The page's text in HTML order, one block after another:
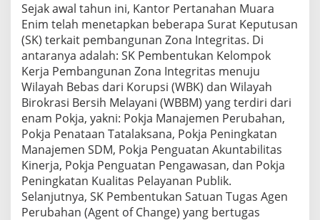
Sejak awal tahun ini, Kantor Pertanahan Muara
Enim telah menetapkan beberapa Surat Keputusan
(SK) terkait pembangunan Zona Integritas. Di
antaranya adalah: SK Pembentukan Kelompok
Kerja Pembangunan Zona Integritas menuju
Wilayah Bebas dari Korupsi (WBK) dan Wilayah
Birokrasi Bersih Melayani (WBBM) yang terdiri dari
enam Pokja, yakni: Pokja Manajemen Perubahan,
Pokja Penataan Tatalaksana, Pokja Peningkatan
Manajemen SDM, Pokja Penguatan Akuntabilitas
Kinerja, Pokja Penguatan Pengawasan, dan Pokja
Peningkatan Kualitas Pelayanan Publik.
Selanjutnya, SK Pembentukan Satuan Tugas Agen
Perubahan (Agent of Change) yang bertugas